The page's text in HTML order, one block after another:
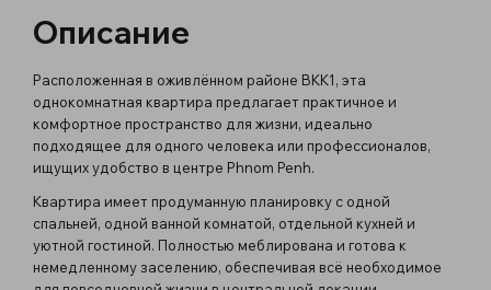
Описание
Расположенная в оживлённом районе BKK1, эта
однокомнатная квартира предлагает практичное и
комфортное пространство для жизни, идеально
подходящее для одного человека или профессионалов,
ищущих удобство в центре Phnom Penh.
Квартира имеет продуманную планировку с одной
спальней, одной ванной комнатой, отдельной кухней и
уютной гостиной. Полностью меблирована и готова к
немедленному заселению, обеспечивая всё необходимое